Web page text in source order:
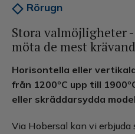
Rörugn
Stora valmöjligheter
möta de mest
Horisontella eller
från 1200ºC upp till
eller skräddarsydda
Via Hobersal kan vi erbjuda